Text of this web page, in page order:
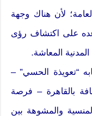
لأن هناك وجهة
على اكتشاف رؤى
المعاشة.
“تعويذة الحسي” –
بالقاهرة – فرصة
والمشوهة بين